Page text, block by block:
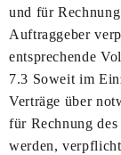
und für
Auftraggeber
entsprechende
7.3 Soweit im
Verträge über
für Rechnung
werden,